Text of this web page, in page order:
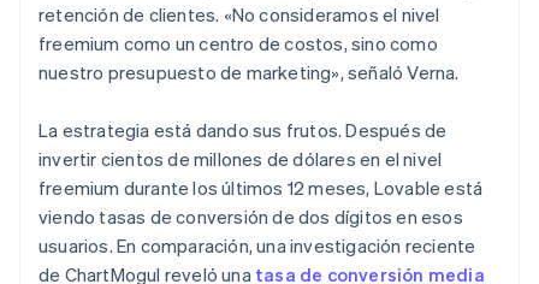
retención de clientes. «No consideramos el nivel
freemium como un centro de costos, sino como
nuestro presupuesto de marketing», señaló Verna.
La estrategia está dando sus frutos. Después de
invertir cientos de millones de dólares en el nivel
freemium durante los últimos 12 meses, Lovable está
viendo tasas de conversión de dos dígitos en esos
usuarios. En comparación, una investigación reciente
de ChartMogul reveló una tasa de conversión media